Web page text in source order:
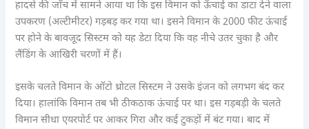
हादसे की जाँच में सामने आया था कि इस विमान को ऊँचाई का डाटा देने वाला
उपकरण (अल्टीमीटर) गड़बड़ कर गया था। इसने विमान के 2000 फीट ऊंचाई
पर होने के बावजूद सिस्टम को यह डेटा दिया कि वह नीचे उतर चुका है और
लैंडिंग के आखिरी चरणों में हैं।
इसके चलते विमान के ऑटो थ्रोटल सिस्टम ने उसके इंजन को लगभग बंद कर
दिया। हालांकि विमान तब भी ठीकठाक ऊंचाई पर था। इस गड़बड़ी के चलते
विमान सीधा एयरपोर्ट पर आकर गिरा और कई टुकड़ों में बंट गया। बाद में